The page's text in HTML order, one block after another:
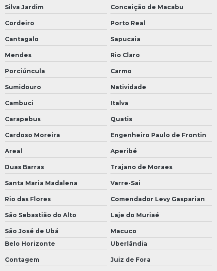
Silva Jardim Conceição de Macabu
Cordeiro Porto Real
Cantagalo Sapucaia
Mendes Rio Claro
Porciúncula Carmo
Sumidouro Natividade
Cambuci Italva
Carapebus Quatis
Cardoso Moreira Engenheiro Paulo de Frontin
Areal Aperibé
Duas Barras Trajano de Moraes
Santa Maria Madalena Varre-Sai
Rio das Flores Comendador Levy Gasparian
São Sebastião do Alto Laje do Muriaé
São José de Ubá
Macuco
Belo Horizonte
Uberlândia
Contagem Juiz de Fora